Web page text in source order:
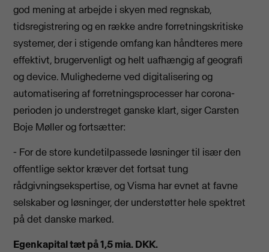
god mening at arbejde i skyen med regnskab,
tidsregistrering og en række andre forretningskritiske
systemer, der i stigende omfang kan håndteres mere
effektivt, brugervenligt og helt uafhængig af geografi
og device. Mulighederne ved digitalisering og
automatisering af forretningsprocesser har corona-
perioden jo understreget ganske klart, siger Carsten
Boje Møller og fortsætter:
- For de store kundetilpassede løsninger til især den
offentlige sektor kræver det fortsat tung
rådgivningsekspertise, og Visma har evnet at favne
selskaber og løsninger, der understøtter hele spektret
på det danske marked.
Egenkapital tæt på 1,5 mia. DKK.